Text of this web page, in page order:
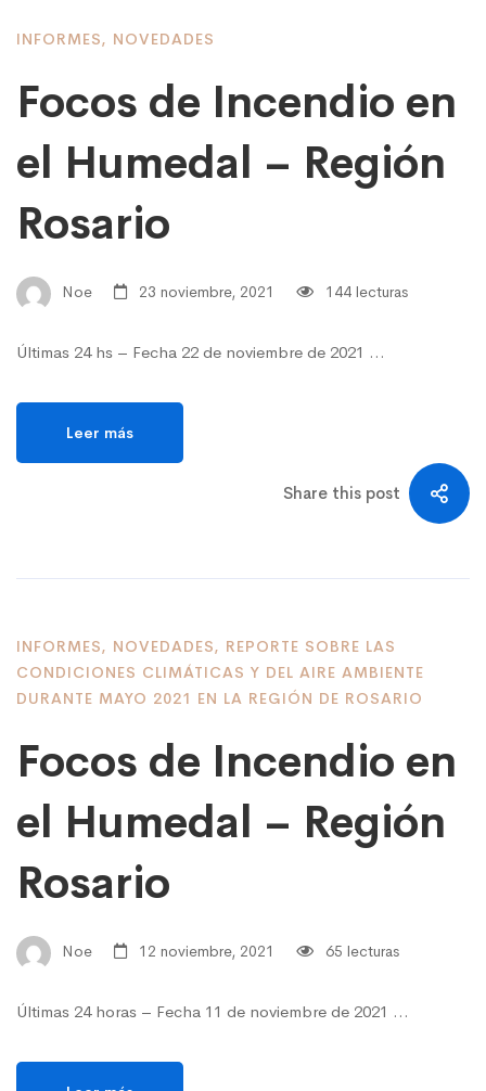
INFORMES, NOVEDADES
Focos de Incendio en
el Humedal – Región
Rosario
Noe 23 noviembre, 2021 144 lecturas
Últimas 24 hs – Fecha 22 de noviembre de 2021 …
Leer más
Share this post
INFORMES, NOVEDADES, REPORTE SOBRE LAS
CONDICIONES CLIMÁTICAS Y DEL AIRE AMBIENTE
DURANTE MAYO 2021 EN LA REGIÓN DE ROSARIO
Focos de Incendio en
el Humedal – Región
Rosario
Noe 12 noviembre, 2021 65 lecturas
Últimas 24 horas – Fecha 11 de noviembre de 2021 …